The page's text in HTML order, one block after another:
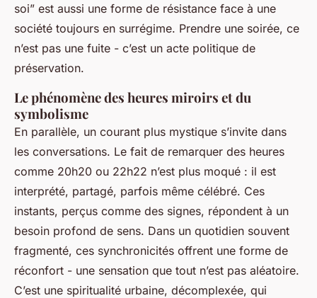
soi” est aussi une forme de résistance face à une
société toujours en surrégime. Prendre une soirée, ce
n’est pas une fuite - c’est un acte politique de
préservation.
Le phénomène des heures miroirs et du
symbolisme
En parallèle, un courant plus mystique s’invite dans
les conversations. Le fait de remarquer des heures
comme 20h20 ou 22h22 n’est plus moqué : il est
interprété, partagé, parfois même célébré. Ces
instants, perçus comme des signes, répondent à un
besoin profond de sens. Dans un quotidien souvent
fragmenté, ces synchronicités offrent une forme de
réconfort - une sensation que tout n’est pas aléatoire.
C’est une spiritualité urbaine, décomplexée, qui